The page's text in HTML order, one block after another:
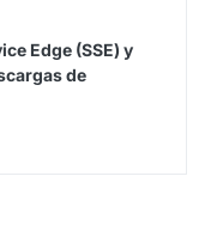
Edge (SSE) y
de